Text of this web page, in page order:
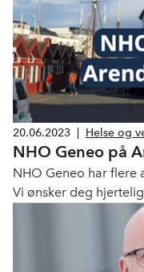
20.06.2023 Helse og
NHO Geneo på
NHO Geneo har flere
Vi ønsker deg
beste debattene om